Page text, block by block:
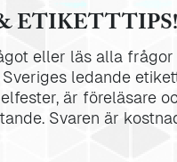
ETIKETTTIPS!
eller läs alla frågor
ledande
är föreläsare
Svaren är